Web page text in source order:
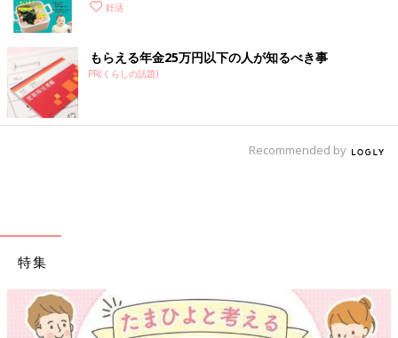
妊活
もらえる年金25万円以下の人が知るべき事
PR(くらしの話題)
Recommended by
特集